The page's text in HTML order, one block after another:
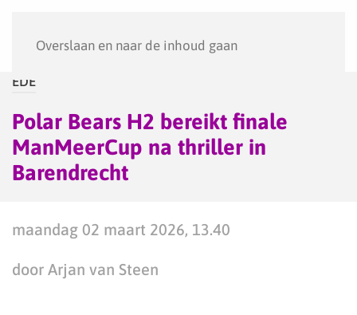
Overslaan en naar de inhoud gaan
EDE
Polar Bears H2 bereikt finale
ManMeerCup na thriller in
Barendrecht
maandag 02 maart 2026, 13.40
door Arjan van Steen